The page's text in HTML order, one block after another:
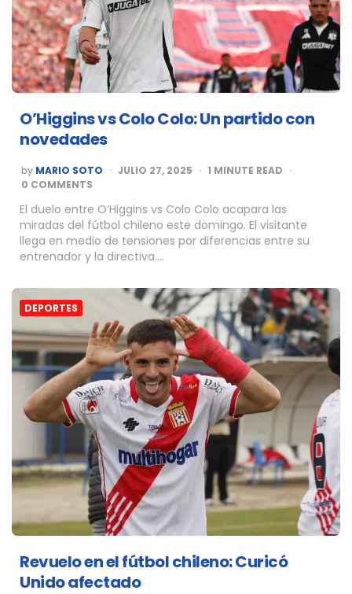
O’Higgins vs Colo Colo: Un partido con
novedades
POSTED
BY
by MARIO SOTO JULIO 27, 2025 1 MINUTE READ
0 COMMENTS
El duelo entre O’Higgins vs Colo Colo acapara las
miradas del fútbol chileno este domingo. El visitante
llega en medio de tensiones por diferencias entre su
entrenador y la directiva….
DEPORTES
Revuelo en el fútbol chileno: Curicó
Unido afectado